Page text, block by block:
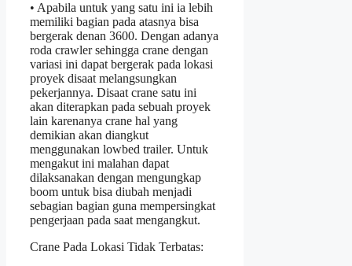
• Apabila untuk yang satu ini ia lebih
memiliki bagian pada atasnya bisa
bergerak denan 3600. Dengan adanya
roda crawler sehingga crane dengan
variasi ini dapat bergerak pada lokasi
proyek disaat melangsungkan
pekerjannya. Disaat crane satu ini
akan diterapkan pada sebuah proyek
lain karenanya crane hal yang
demikian akan diangkut
menggunakan lowbed trailer. Untuk
mengakut ini malahan dapat
dilaksanakan dengan mengungkap
boom untuk bisa diubah menjadi
sebagian bagian guna mempersingkat
pengerjaan pada saat mengangkut.
Crane Pada Lokasi Tidak Terbatas: